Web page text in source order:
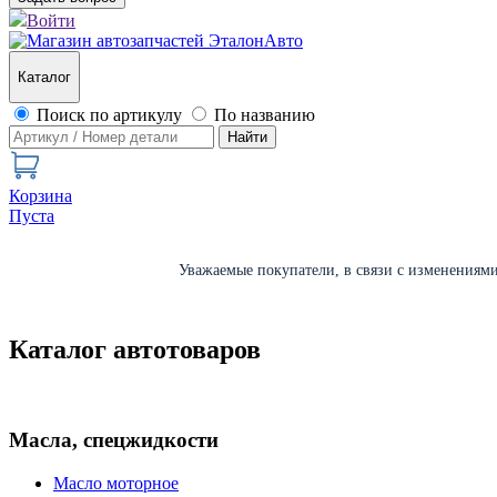
Войти
Каталог
Поиск по артикулу По названию
Найти
Корзина
Пуста
Уважаемые покупатели, в связи с
Каталог автотоваров
Масла, спецжидкости
Масло моторное